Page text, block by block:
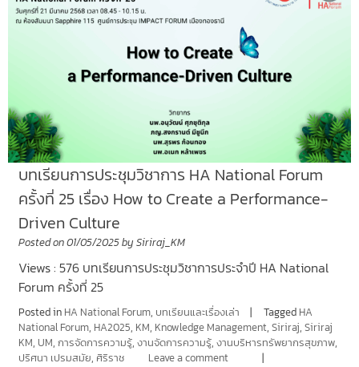
บทเรียนการประชุมวิชาการ HA National Forum
ครั้งที่ 25 เรื่อง How to Create a Performance-
Driven Culture
Posted on01/05/2025by Siriraj_KM
Views : 576 บทเรียนการประชุมวิชาการประจำปี HA National
Forum ครั้งที่ 25
Posted in HA National Forum, บทเรียนและเรื่องเล่า Tagged HA
National Forum, HA2025, KM, Knowledge Management, Siriraj, Siriraj
KM, UM, การจัดการความรู้, งานจัดการความรู้, งานบริหารทรัพยากรสุขภาพ,
ปริศนา เปรมสมัย, ศิริราช Leave a comment